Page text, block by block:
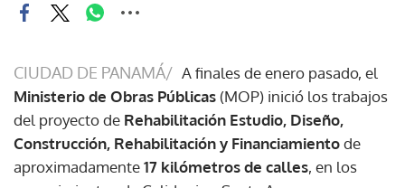
CIUDAD DE PANAMÁ/ A finales de enero pasado, el
Ministerio de Obras Públicas (MOP) inició los trabajos
del proyecto de Rehabilitación Estudio, Diseño,
Construcción, Rehabilitación y Financiamientode
aproximadamente17 kilómetros de calles, en los